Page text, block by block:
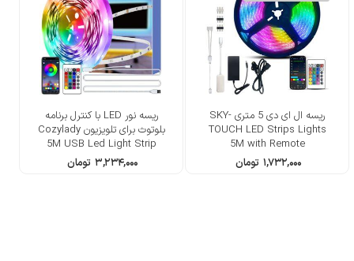
ریسه ال ای دی 5 متری SKY-
TOUCH LED Strips Lights
5M with Remote
۱,۷۳۲,۰۰۰ تومان
ریسه نور LED با کنترل برنامه
بلوتوث برای تلویزیون Cozylady
5M USB Led Light Strip
۳,۲۳۴,۰۰۰ تومان